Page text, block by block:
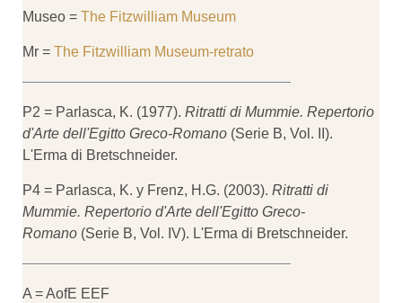
Museo = The Fitzwilliam Museum
Mr = The Fitzwilliam Museum-retrato
P2 = Parlasca, K. (1977). Ritratti di Mummie. Repertorio
d'Arte dell'Egitto Greco-Romano (Serie B, Vol. II).
L'Erma di Bretschneider.
P4 = Parlasca, K. y Frenz, H.G. (2003). Ritratti di
Mummie. Repertorio d'Arte dell'Egitto Greco-
Romano (Serie B, Vol. IV). L'Erma di Bretschneider.
A = AofE EEF